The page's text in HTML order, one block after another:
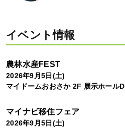
イベント情報
農林水産FEST
2026年9月5日(土)
マイドームおおさか 2F 展示ホールD
マイナビ移住フェア
2026年9月5日(土)